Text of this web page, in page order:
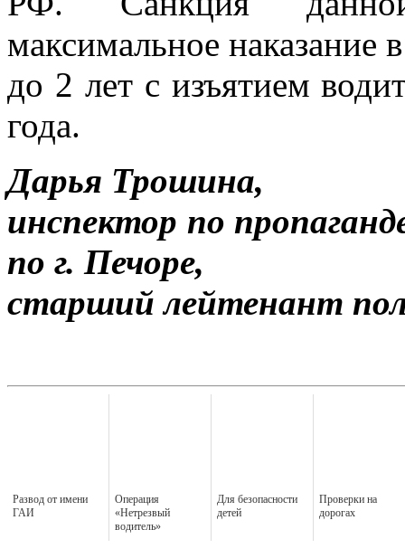
максимальное наказание
до 2 лет с изъятием
года.
Дарья Трошина,
инспектор по
по г. Печоре,
старший лейтенант
Развод от имени
ГАИ
Операция
«Нетрезвый
водитель»
Для безопасности
детей
Проверки на
дорогах